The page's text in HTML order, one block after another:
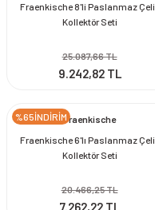
Fraenkische 8'li Paslanmaz
Kollektör Seti
25.087,66 TL
9.242,82 TL
%65İNDİRİMFraenkische
Fraenkische 6'lı Paslanmaz
Kollektör Seti
20.466,25 TL
7.262,22 TL